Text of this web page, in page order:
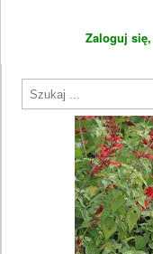
Zaloguj